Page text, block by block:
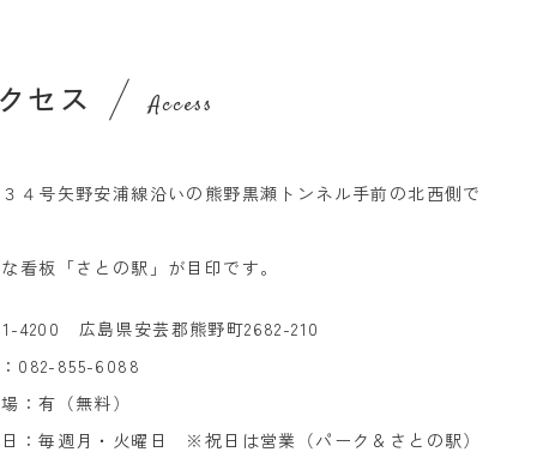
セス Access
４号矢野安浦線沿いの熊野黒瀬トンネル手前の北西側で
看板「さとの駅」が目印です。
4200 広島県安芸郡熊野町2682-210
082-855-6088
：有（無料）
：毎週月・火曜日 ※祝日は営業（パーク＆さとの駅）